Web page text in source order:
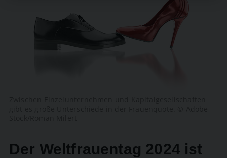
Der Weltfrauentag 2024 ist